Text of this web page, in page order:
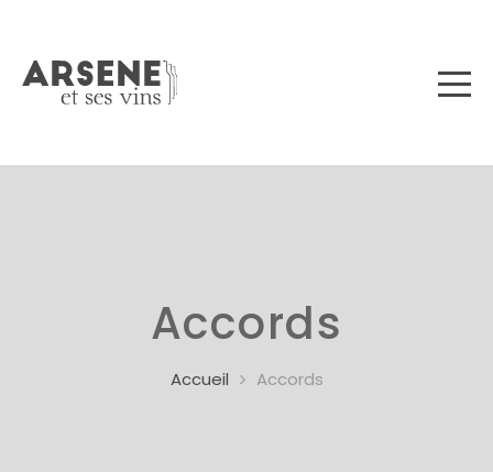
Accords
Accueil Accords